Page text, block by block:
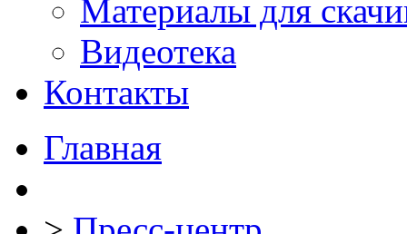
Материалы для
Видеотека
Контакты
Главная